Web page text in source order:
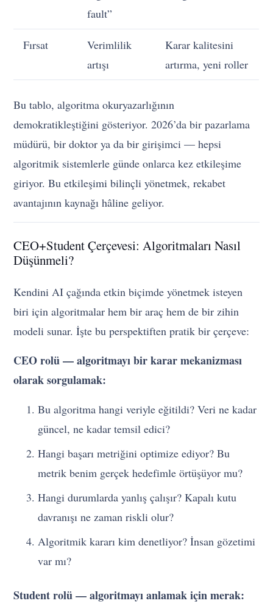
fault”
Fırsat
Verimlilik
artışı
Karar kalitesini
artırma, yeni roller
Bu tablo, algoritma okuryazarlığının
demokratikleştiğini gösteriyor. 2026’da bir pazarlama
müdürü, bir doktor ya da bir girişimci — hepsi
algoritmik sistemlerle günde onlarca kez etkileşime
giriyor. Bu etkileşimi bilinçli yönetmek, rekabet
avantajının kaynağı hâline geliyor.
CEO+Student Çerçevesi: Algoritmaları Nasıl
Düşünmeli?
Kendini AI çağında etkin biçimde yönetmek isteyen
biri için algoritmalar hem bir araç hem de bir zihin
modeli sunar. İşte bu perspektiften pratik bir çerçeve:
CEO rolü — algoritmayı bir karar mekanizması
olarak sorgulamak:
Bu algoritma hangi veriyle eğitildi? Veri ne kadar
güncel, ne kadar temsil edici?
Hangi başarı metriğini optimize ediyor? Bu
metrik benim gerçek hedefimle örtüşüyor mu?
Hangi durumlarda yanlış çalışır? Kapalı kutu
davranışı ne zaman riskli olur?
Algoritmik kararı kim denetliyor? İnsan gözetimi
var mı?
Student rolü — algoritmayı anlamak için merak: